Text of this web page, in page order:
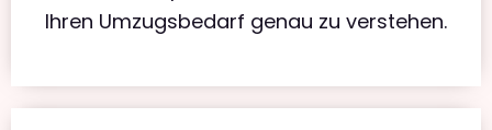
Ihren Umzugsbedarf genau zu verstehen.